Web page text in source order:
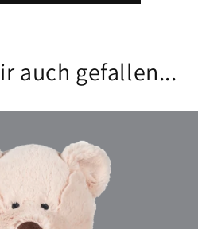
auch gefallen...